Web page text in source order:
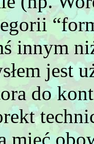
innym
jest
do
mieć